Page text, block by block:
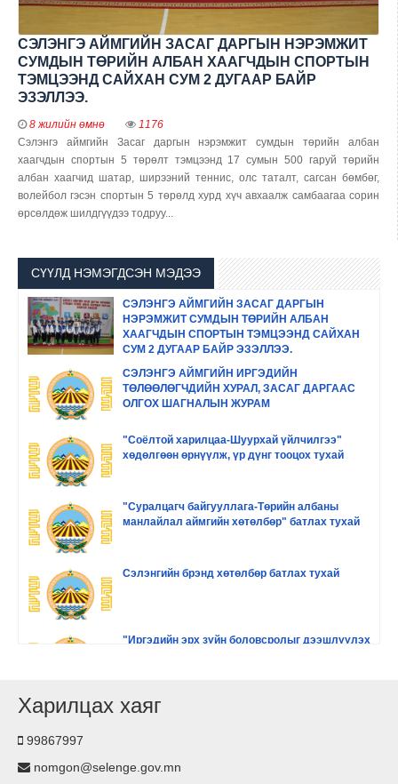
СЭЛЭНГЭ АЙМГИЙН ЗАСАГ ДАРГЫН НЭРЭМЖИТ
СУМДЫН ТӨРИЙН АЛБАН ХААГЧДЫН СПОРТЫН
ТЭМЦЭЭНД САЙХАН СУМ 2 ДУГААР БАЙР
ЭЗЭЛЛЭЭ.
8 жилийн өмнө
1176
Сэлэнгэ аймгийн Засаг даргын нэрэмжит сумдын тѳрийн албан
хаагчдын спортын 5 төрѳлт тэмцээнд 17 сумын 500 гаруй төрийн
албан хаагчид шатар, ширээний теннис, олс таталт, сагсан бөмбөг,
волейбол гэсэн спортын 5 төрөлд хурд хүч авхаалж самбаагаа сорин
өрсөлдөж шилдгүүдээ тодруу...
СҮҮЛД НЭМЭГДСЭН МЭДЭЭ
СЭЛЭНГЭ АЙМГИЙН ЗАСАГ ДАРГЫН
НЭРЭМЖИТ СУМДЫН ТӨРИЙН АЛБАН
ХААГЧДЫН СПОРТЫН ТЭМЦЭЭНД САЙХАН
СУМ 2 ДУГААР БАЙР ЭЗЭЛЛЭЭ.
СЭЛЭНГЭ АЙМГИЙН ИРГЭДИЙН
ТӨЛӨӨЛӨГЧДИЙН ХУРАЛ, ЗАСАГ ДАРГААС
ОЛГОХ ШАГНАЛЫН ЖУРАМ
"Соёлтой харилцаа-Шуурхай үйлчилгээ"
хөдөлгөөн өрнүүлж, үр дүнг тооцох тухай
"Суралцагч байгууллага-Төрийн албаны
манлайлал аймгийн хөтөлбөр" батлах тухай
Сэлэнгийн брэнд хөтөлбөр батлах тухай
"Иргэдийн эрх зүйн боловсролыг дээшлүүлэх
"Сэлэнгэ аймаг аялал жуулчлалыг
"Цэргийн насны залуучуудын эрүүл мэндийг
Харилцах хаяг
99867997
nomgon@selenge.gov.mn